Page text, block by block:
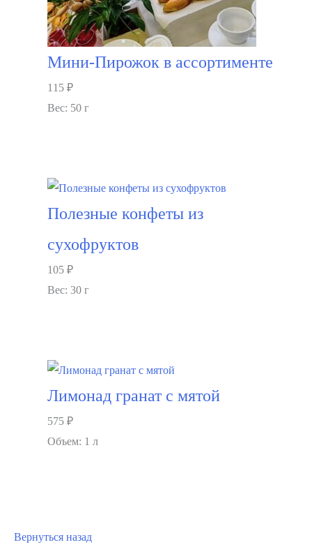
Мини-Пирожок в ассортименте
115 ₽
Вес: 50 г
Полезные конфеты из
сухофруктов
105 ₽
Вес: 30 г
Лимонад гранат с мятой
575 ₽
Объем: 1 л
Вернуться назад